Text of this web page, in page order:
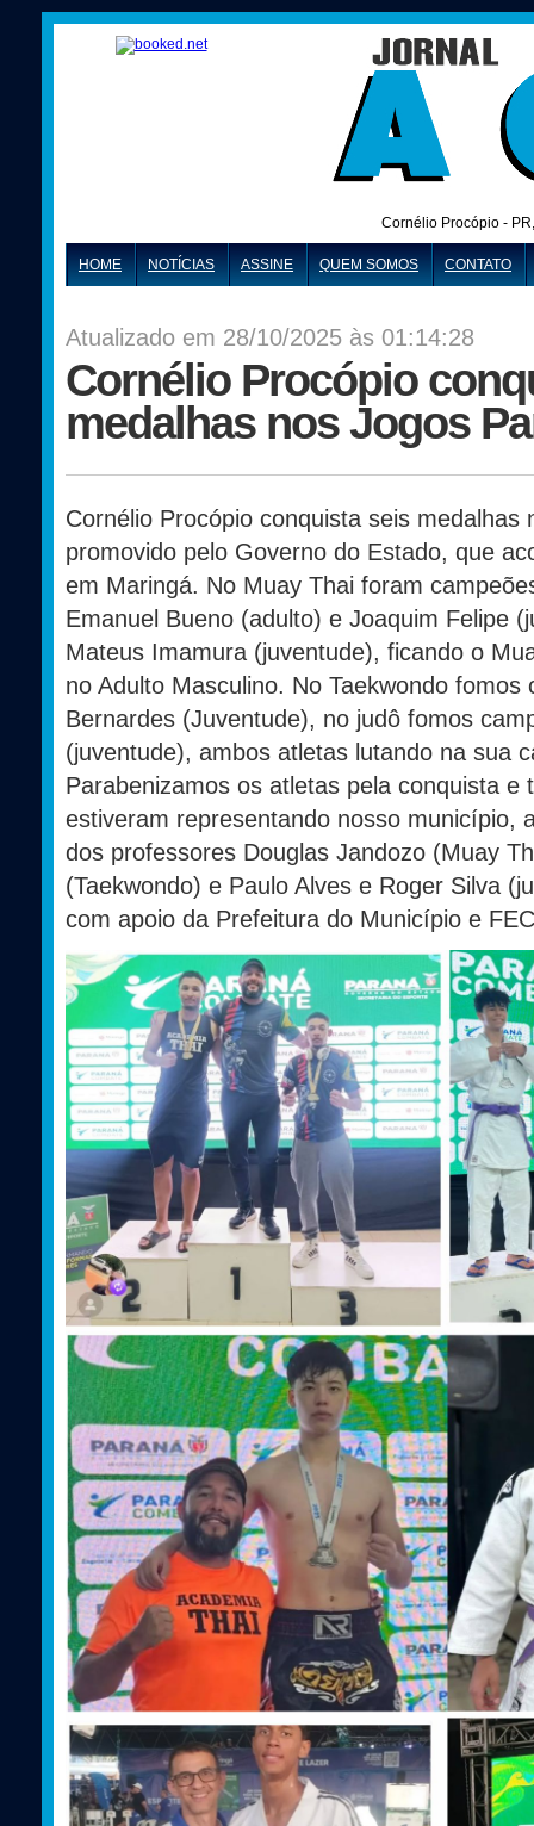
Cornélio Procópio -
HOME NOTÍCIAS ASSINE QUEM SOMOS CONTATO
Atualizado em 28/10/2025 às 01:14:28
Cornélio Procópio
medalhas nos Jogos
Cornélio Procópio conquista seis medalhas
promovido pelo Governo do Estado, que
em Maringá. No Muay Thai foram
Emanuel Bueno (adulto) e Joaquim Felipe
Mateus Imamura (juventude), ficando o
no Adulto Masculino. No Taekwondo fomos
Bernardes (Juventude), no judô fomos
(juventude), ambos atletas lutando na sua
Parabenizamos os atletas pela conquista e
estiveram representando nosso município,
dos professores Douglas Jandozo (Muay
(Taekwondo) e Paulo Alves e Roger Silva
com apoio da Prefeitura do Município e